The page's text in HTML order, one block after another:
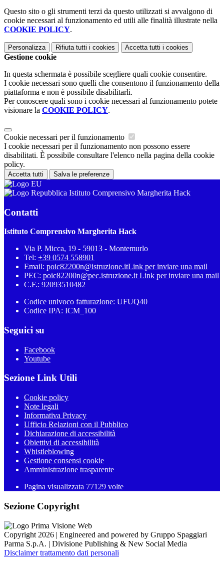
Questo sito o gli strumenti terzi da questo utilizzati si avvalgono di
cookie necessari al funzionamento ed utili alle finalità illustrate nella
COOKIE POLICY.
Personalizza Rifiuta tutti i cookies Accetta tutti i cookies
Gestione cookie
In questa schermata è possibile scegliere quali cookie consentire.
I cookie necessari sono quelli che consentono il funzionamento della
piattaforma e non è possibile disabilitarli.
Per conoscere quali sono i cookie necessari al funzionamento potete
visionare la COOKIE POLICY.
Cookie necessari per il funzionamento
I cookie necessari per il funzionamento non possono essere
disabilitati. È possibile consultare l'elenco nella pagina della cookie
policy.
Accetta tutti Salva le preferenze
Istituto Comprensivo Margherita Hack
Contatti
Istituto Comprensivo Margherita Hack
Via P. Micca, 19 - 59013 - Montemurlo
Tel: +39 0574 558901
Email: poic82200n@istruzione.itLink per inviare una mail
PEC: poic82200n@pec.istruzione.it Link per inviare una mail
C.F.: 92093510482
Codice univoco fatturazione: UFUQ40
Codice IPA: ICM_100
Seguici su
Facebook
Youtube
Sezione Link Utili
Cookie policy
Note legali
Informativa Privacy
Ufficio Relazioni con il Pubblico
Dichiarazione di accessibilità
Obiettivi di accessibilità
Whistleblowing
Gestione consensi cookie
Amministrazione trasparente
Pagina visualizzata 77129 volte
Sezione Copyright
Copyright 2026 | Engineered and powered by Gruppo Spaggiari
Parma S.p.A. | Divisione Publishing & New Social Media
Disclaimer trattamento dati personali